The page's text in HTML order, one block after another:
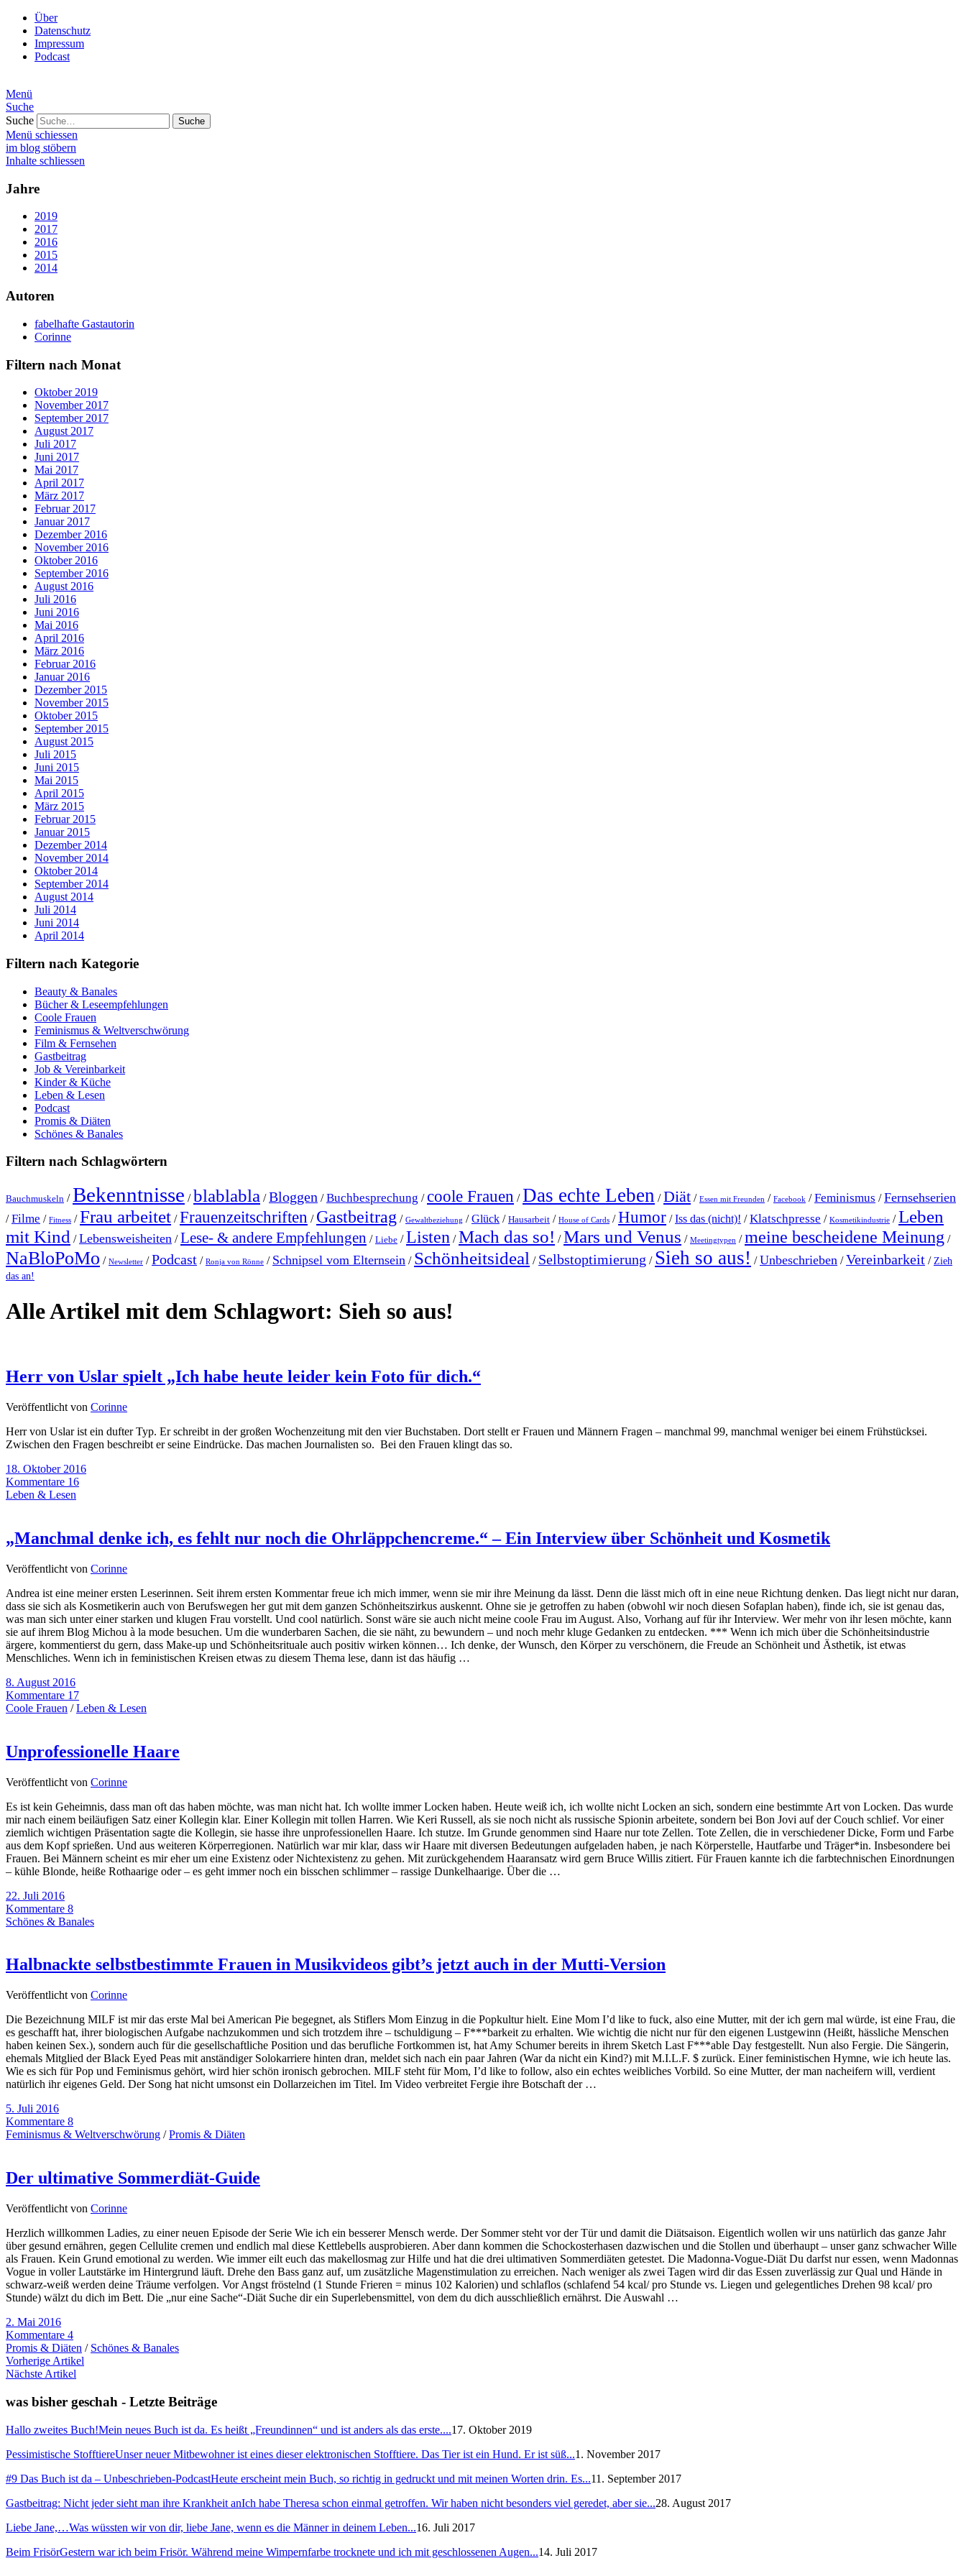
Über
Datenschutz
Impressum
Podcast
Menü
Suche
Suche
Menü schiessen
im blog stöbern
Inhalte schliessen
Jahre
2019
2017
2016
2015
2014
Autoren
fabelhafte Gastautorin
Corinne
Filtern nach Monat
Oktober 2019
November 2017
September 2017
August 2017
Juli 2017
Juni 2017
Mai 2017
April 2017
März 2017
Februar 2017
Januar 2017
Dezember 2016
November 2016
Oktober 2016
September 2016
August 2016
Juli 2016
Juni 2016
Mai 2016
April 2016
März 2016
Februar 2016
Januar 2016
Dezember 2015
November 2015
Oktober 2015
September 2015
August 2015
Juli 2015
Juni 2015
Mai 2015
April 2015
März 2015
Februar 2015
Januar 2015
Dezember 2014
November 2014
Oktober 2014
September 2014
August 2014
Juli 2014
Juni 2014
April 2014
Filtern nach Kategorie
Beauty & Banales
Bücher & Leseempfehlungen
Coole Frauen
Feminismus & Weltverschwörung
Film & Fernsehen
Gastbeitrag
Job & Vereinbarkeit
Kinder & Küche
Leben & Lesen
Podcast
Promis & Diäten
Schönes & Banales
Filtern nach Schlagwörtern
Bauchmuskeln /Bekenntnisse /blablabla /Bloggen /Buchbesprechung /coole Frauen /Das echte Leben /Diät / Essen mit Freunden / Facebook /Feminismus /Fernsehserien
/Filme / Fitness /Frau arbeitet /Frauenzeitschriften / Gastbeitrag / Gewaltbeziehung /Glück / Hausarbeit / House of Cards /Humor /Iss das (nicht)! /Klatschpresse / Kosmetikindustrie /Leben
mit Kind /Lebensweisheiten /Lese- & andere Empfehlungen / Liebe /Listen /Mach das so! /Mars und Venus / Meetingtypen /meine bescheidene Meinung /
NaBloPoMo / Newsletter /Podcast / Ronja von Rönne / Schnipsel vom Elternsein / Schönheitsideal / Selbstoptimierung / Sieh so aus! /Unbeschrieben /Vereinbarkeit / Zieh
das an!
Alle Artikel mit dem Schlagwort: Sieh so aus!
Herr von Uslar spielt „Ich habe heute leider kein Foto für dich.“
Veröffentlicht von Corinne
Herr von Uslar ist ein dufter Typ. Er schreibt in der großen Wochenzeitung mit den vier Buchstaben. Dort stellt er Frauen und Männern Fragen – manchmal 99, manchmal weniger bei einem Frühstücksei.
Zwischen den Fragen beschreibt er seine Eindrücke. Das machen Journalisten so. Bei den Frauen klingt das so.
18. Oktober 2016
Kommentare 16
Leben & Lesen
„Manchmal denke ich, es fehlt nur noch die Ohrläppchencreme.“ – Ein Interview über Schönheit und Kosmetik
Veröffentlicht von Corinne
Andrea ist eine meiner ersten Leserinnen. Seit ihrem ersten Kommentar freue ich mich immer, wenn sie mir ihre Meinung da lässt. Denn die lässt mich oft in eine neue Richtung denken. Das liegt nicht nur daran,
dass sie sich als Kosmetikerin auch von Berufswegen her gut mit dem ganzen Schönheitszirkus auskennt. Ohne sie je getroffen zu haben (obwohl wir noch diesen Sofaplan haben), finde ich, sie ist genau das,
was man sich unter einer starken und klugen Frau vorstellt. Und cool natürlich. Sonst wäre sie auch nicht meine coole Frau im August. Also, Vorhang auf für ihr Interview. Wer mehr von ihr lesen möchte, kann
sie auf ihrem Blog Michou à la mode besuchen. Um die wunderbaren Sachen, die sie näht, zu bewundern – und noch mehr kluge Gedanken zu entdecken. *** Wenn ich mich über die Schönheitsindustrie
ärgere, kommentierst du gern, dass Make-up und Schönheitsrituale auch positiv wirken können… Ich denke, der Wunsch, den Körper zu verschönern, die Freude an Schönheit und Ästhetik, ist etwas
Menschliches. Wenn ich in feministischen Kreisen etwas zu diesem Thema lese, dann ist das häufig …
8. August 2016
Kommentare 17
Coole Frauen /Leben & Lesen
Unprofessionelle Haare
Veröffentlicht von Corinne
Es ist kein Geheimnis, dass man oft das haben möchte, was man nicht hat. Ich wollte immer Locken haben. Heute weiß ich, ich wollte nicht Locken an sich, sondern eine bestimmte Art von Locken. Das wurde
mir nach einem beiläufigen Satz einer Kollegin klar. Einer Kollegin mit tollen Harren. Wie Keri Russell, als sie noch nicht als russische Spionin arbeitete, sondern bei Bon Jovi auf der Couch schlief. Vor einer
ziemlich wichtigen Präsentation sagte die Kollegin, sie hasse ihre unprofessionellen Haare. Ich stutze. Im Grunde genommen sind Haare nur tote Zellen. Tote Zellen, die in verschiedener Dicke, Form und Farbe
aus dem Kopf sprießen. Und aus weiteren Körperregionen. Natürlich war mir klar, dass wir Haare mit diversen Bedeutungen aufgeladen haben, je nach Körperstelle, Hautfarbe und Träger*in. Insbesondere bei
Frauen. Bei Männern scheint es mir eher um eine Existenz oder Nichtexistenz zu gehen. Mit zurückgehendem Haaransatz wird gern Bruce Willis zitiert. Für Frauen kannte ich die farbtechnischen Einordnungen
– kühle Blonde, heiße Rothaarige oder – es geht immer noch ein bisschen schlimmer – rassige Dunkelhaarige. Über die …
22. Juli 2016
Kommentare 8
Schönes & Banales
Halbnackte selbstbestimmte Frauen in Musikvideos gibt’s jetzt auch in der Mutti-Version
Veröffentlicht von Corinne
Die Bezeichnung MILF ist mir das erste Mal bei American Pie begegnet, als Stiflers Mom Einzug in die Popkultur hielt. Eine Mom I’d like to fuck, also eine Mutter, mit der ich gern mal würde, ist eine Frau, die
es geschafft hat, ihrer biologischen Aufgabe nachzukommen und sich trotzdem ihre – tschuldigung – F***barkeit zu erhalten. Wie wichtig die nicht nur für den eigenen Lustgewinn (Heißt, hässliche Menschen
haben keinen Sex.), sondern auch für die gesellschaftliche Position und das berufliche Fortkommen ist, hat Amy Schumer bereits in ihrem Sketch Last F***able Day festgestellt. Nun also Fergie. Die Sängerin,
ehemals Mitglied der Black Eyed Peas mit anständiger Solokarriere hinten dran, meldet sich nach ein paar Jahren (War da nicht ein Kind?) mit M.I.L.F. $ zurück. Einer feministischen Hymne, wie ich heute las.
Wie es sich für Pop und Feminismus gehört, wird hier schön ironisch gebrochen. MILF steht für Mom, I’d like to follow, also ein echtes weibliches Vorbild. So eine Mutter, der man nacheifern will, verdient
natürlich ihr eigenes Geld. Der Song hat nicht umsonst ein Dollarzeichen im Titel. Im Video verbreitet Fergie ihre Botschaft der …
5. Juli 2016
Kommentare 8
Feminismus & Weltverschwörung /Promis & Diäten
Der ultimative Sommerdiät-Guide
Veröffentlicht von Corinne
Herzlich willkommen Ladies, zu einer neuen Episode der Serie Wie ich ein besserer Mensch werde. Der Sommer steht vor der Tür und damit die Diätsaison. Eigentlich wollen wir uns natürlich das ganze Jahr
über gesund ernähren, gegen Cellulite cremen und endlich mal diese Kettlebells ausprobieren. Aber dann kommen die Schockosterhasen dazwischen und die Stollen und überhaupt – unser ganz schwacher Wille
als Frauen. Kein Grund emotional zu werden. Wie immer eilt euch das makellosmag zur Hilfe und hat die drei ultimativen Sommerdiäten getestet. Die Madonna-Vogue-Diät Du darfst nur essen, wenn Madonnas
Vogue in voller Lautstärke im Hintergrund läuft. Drehe den Bass ganz auf, um zusätzliche Magenstimulation zu erreichen. Nach weniger als zwei Tagen wird dir das Essen zuverlässig zur Qual und Hände in
schwarz-weiß werden deine Träume verfolgen. Vor Angst fröstelnd (1 Stunde Frieren = minus 102 Kalorien) und schlaflos (schlafend 54 kcal/ pro Stunde vs. Liegen und gelegentliches Drehen 98 kcal/ pro
Stunde) wälzt du dich im Bett. Die „nur eine Sache“-Diät Suche dir ein Superlebensmittel, von dem du dich ausschließlich ernährst. Die Auswahl …
2. Mai 2016
Kommentare 4
Promis & Diäten / Schönes & Banales
Vorherige Artikel
Nächste Artikel
was bisher geschah - Letzte Beiträge
Hallo zweites Buch!Mein neues Buch ist da. Es heißt „Freundinnen“ und ist anders als das erste....17. Oktober 2019
Pessimistische StofftiereUnser neuer Mitbewohner ist eines dieser elektronischen Stofftiere. Das Tier ist ein Hund. Er ist süß...1. November 2017
#9 Das Buch ist da – Unbeschrieben-PodcastHeute erscheint mein Buch, so richtig in gedruckt und mit meinen Worten drin. Es...11. September 2017
Gastbeitrag: Nicht jeder sieht man ihre Krankheit anIch habe Theresa schon einmal getroffen. Wir haben nicht besonders viel geredet, aber sie...28. August 2017
Liebe Jane,…Was wüssten wir von dir, liebe Jane, wenn es die Männer in deinem Leben...16. Juli 2017
Beim FrisörGestern war ich beim Frisör. Während meine Wimpernfarbe trocknete und ich mit geschlossenen Augen...14. Juli 2017